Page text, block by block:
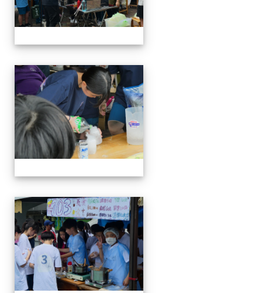
114-04-19園遊會